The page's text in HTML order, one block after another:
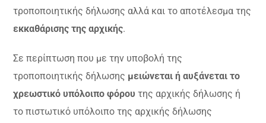
τροποποιητικής δήλωσης αλλά και το αποτέλεσμα της
εκκαθάρισης της αρχικής.
Σε περίπτωση που με την υποβολή της
τροποποιητικής δήλωσης μειώνεται ή αυξάνεται το
χρεωστικό υπόλοιπο φόρου της αρχικής δήλωσης ή
το πιστωτικό υπόλοιπο της αρχικής δήλωσης